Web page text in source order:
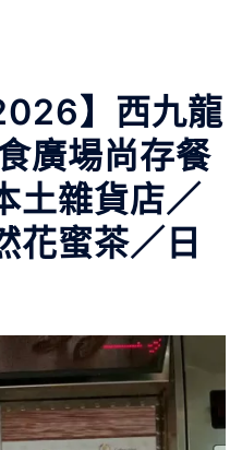
】西九龍
廣場尚存餐
土雜貨店／
花蜜茶／日